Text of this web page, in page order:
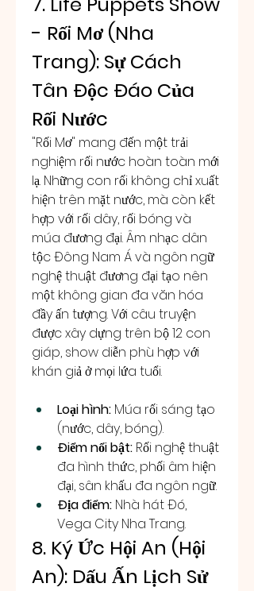
- Rối Mơ (Nha
Trang): Sự Cách
Tân Độc Đáo Của
Rối Nước
"Rối Mơ" mang đến một trải
nghiệm rối nước hoàn toàn mới
lạ. Những con rối không chỉ xuất
hiện trên mặt nước, mà còn kết
hợp với rối dây, rối bóng và
múa đương đại. Âm nhạc dân
tộc Đông Nam Á và ngôn ngữ
nghệ thuật đương đại tạo nên
một không gian đa văn hóa
đầy ấn tượng. Với câu truyện
được xây dựng trên bộ 12 con
giáp, show diễn phù hợp với
khán giả ở mọi lứa tuổi.
Loại hình: Múa rối sáng tạo
(nước, dây, bóng).
Điểm nổi bật: Rối nghệ thuật
đa hình thức, phối âm hiện
đại, sân khấu đa ngôn ngữ.
Địa điểm: Nhà hát Đó,
Vega City Nha Trang.
8. Ký Ức Hội An (Hội
An): Dấu Ấn Lịch Sử